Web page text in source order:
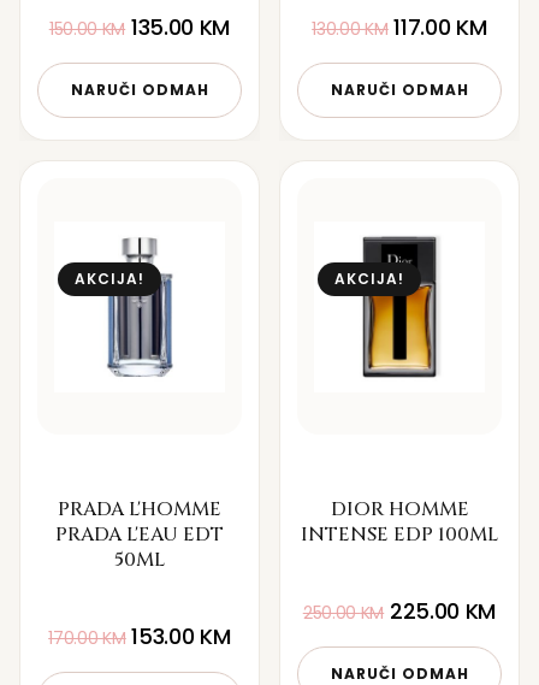
150.00KM 135.00 KM
NARUČI ODMAH
130.00KM 117.00 KM
NARUČI ODMAH
AKCIJA!
PRADA L'HOMME
PRADA L'EAU EDT
50ML
170.00KM 153.00 KM
AKCIJA!
DIOR HOMME
INTENSE EDP 100ML
250.00KM 225.00 KM
NARUČI ODMAH